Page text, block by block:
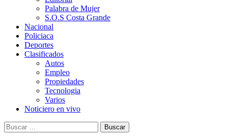
Palabra de Mujer
S.O.S Costa Grande
Nacional
Policiaca
Deportes
Clasificados
Autos
Empleo
Propiedades
Tecnologia
Varios
Noticiero en vivo
Buscar: